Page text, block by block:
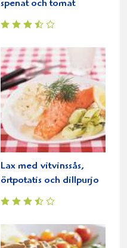
spenat och tomat
Lax med vitvinssås,
örtpotatis och dillpurjo